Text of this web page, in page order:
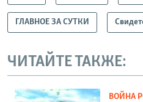
ГЛАВНОЕ ЗА СУТКИ
ЧИТАЙТЕ ТАКЖЕ:
ВОЙНА